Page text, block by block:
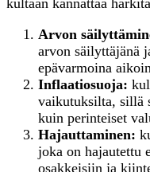
Arvon
arvon säilyttäjänä
epävarmoina
Inflaatiosuoja:
vaikutuksilta, sillä
kuin perinteiset
Hajauttaminen:
joka on hajautettu
osakkeisiin ja